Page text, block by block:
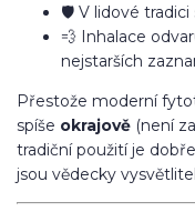
🛡️ V lidové tradici
💨 Inhalace
nejstarších
Přestože moderní
spíše okrajově (není
tradiční použití je
jsou vědecky